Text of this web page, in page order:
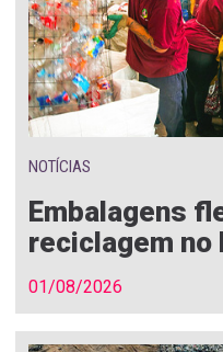
NOTÍCIAS
Embalagens
reciclagem no
01/08/2026